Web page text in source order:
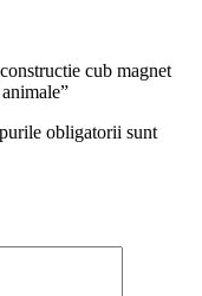
cub magnet
obligatorii sunt